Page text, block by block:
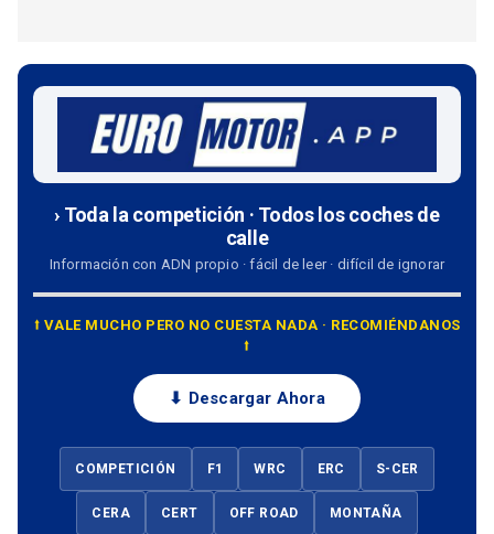
› Toda la competición · Todos los coches de
calle
Información con ADN propio · fácil de leer · difícil de ignorar
⭡ VALE MUCHO PERO NO CUESTA NADA · RECOMIÉNDANOS
⭡
⬇ Descargar Ahora
COMPETICIÓN F1 WRC ERC S-CER
CERA CERT OFF ROAD MONTAÑA